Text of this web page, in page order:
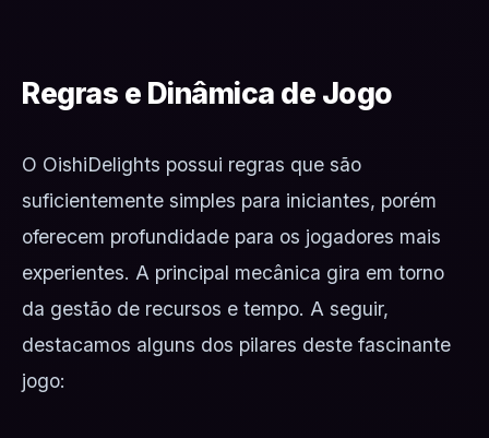
Regras e Dinâmica de Jogo
O OishiDelights possui regras que são
suficientemente simples para iniciantes, porém
oferecem profundidade para os jogadores mais
experientes. A principal mecânica gira em torno
da gestão de recursos e tempo. A seguir,
destacamos alguns dos pilares deste fascinante
jogo: